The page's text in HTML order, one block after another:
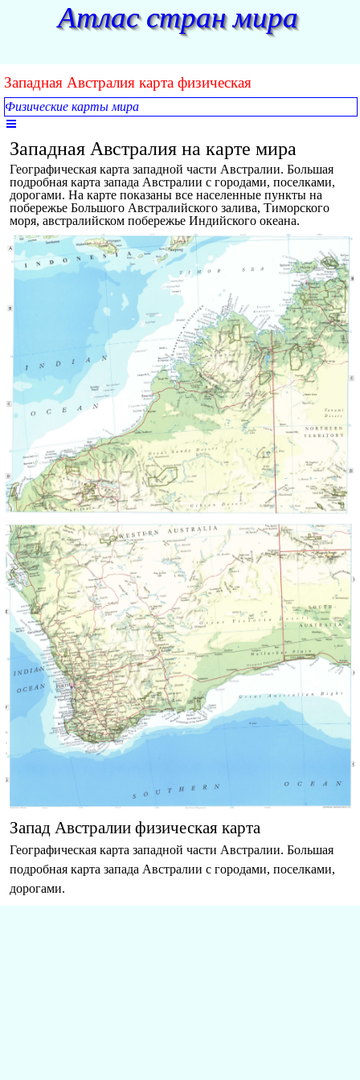
Перейти к контентуАтлас стран мира
Западная Австралия карта физическая
Физические карты мира
Пропустить меню
Западная Австралия на карте мира
Географическая карта западной части Австралии. Большая
подробная карта запада Австралии с городами, поселками,
дорогами. На карте показаны все населенные пункты на
побережье Большого Австралийского залива, Тиморского
моря, австралийском побережье Индийского океана.
Запад Австралии физическая карта
Географическая карта западной части Австралии. Большая
подробная карта запада Австралии с городами, поселками,
дорогами.